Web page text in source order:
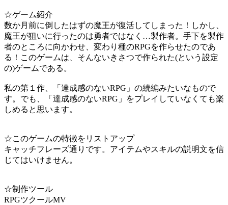
☆ゲーム紹介
数か月前に倒したはずの魔王が復活してしまった！しかし、
魔王が狙いに行ったのは勇者ではなく…製作者。手下を製作
者のところに向かわせ、変わり種のRPGを作らせたのであ
る！このゲームは、そんないきさつで作られた(という設定
の)ゲームである。
私の第１作、「達成感のないRPG」の続編みたいなもので
す。でも、「達成感のないRPG」をプレイしていなくても楽
しめると思います。
☆このゲームの特徴をリストアップ
キャッチフレーズ通りです。アイテムやスキルの説明文を信
じてはいけません。
☆制作ツール
RPGツクールMV